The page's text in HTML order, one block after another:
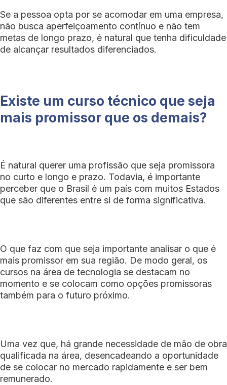
Se a pessoa opta por se acomodar em uma empresa,
não busca aperfeiçoamento contínuo e não tem
metas de longo prazo, é natural que tenha dificuldade
de alcançar resultados diferenciados.
Existe um curso técnico que seja
mais promissor que os demais?
É natural querer uma profissão que seja promissora
no curto e longo e prazo. Todavia, é importante
perceber que o Brasil é um país com muitos Estados
que são diferentes entre si de forma significativa.
O que faz com que seja importante analisar o que é
mais promissor em sua região. De modo geral, os
cursos na área de tecnologia se destacam no
momento e se colocam como opções promissoras
também para o futuro próximo.
Uma vez que, há grande necessidade de mão de obra
qualificada na área, desencadeando a oportunidade
de se colocar no mercado rapidamente e ser bem
remunerado.